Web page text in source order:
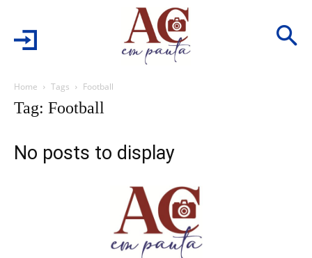
Home Tags Football
Tag: Football
No posts to display